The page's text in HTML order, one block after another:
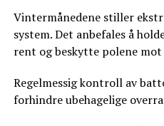
Vintermånedene stiller
system. Det anbefales å
rent og beskytte polene
Regelmessig kontroll av
forhindre ubehagelige